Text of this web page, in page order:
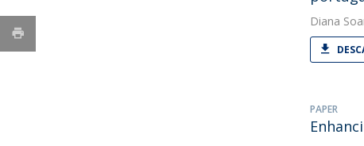
Diana
PAPER